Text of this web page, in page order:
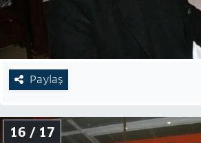
Paylaş
16 / 17